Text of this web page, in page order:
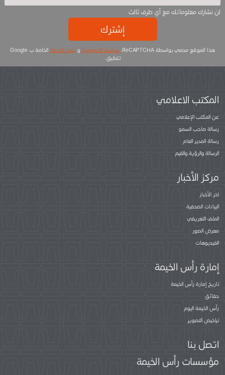
لن نشارك معلوماتك مع أي طرف ثالث
إشترك
هذا الموقع محمي بواسطة ReCAPTCHA. سياسة الخصوصية وبنود الخدمة
الخاصة ب Google
تتطبق.
المكتب الاعلامي
عن المكتب الإعلامي
رسالة صاحب السمو
رسالة المدير العام
الرسالة والرؤية والقيم
مركز الأخبار
اخر الأخبار
البيانات الصحفية
الملف التعريفي
معرض الصور
الفيديوهات
إمارة رأس الخيمة
تاريخ إمارة رأس الخيمة
حقائق
رأس الخيمة اليوم
تراخيص التصوير
اتصل بنا
مؤسسات رأس الخيمة